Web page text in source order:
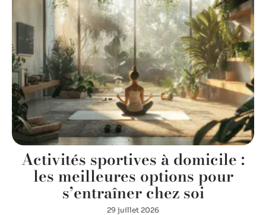
Activités sportives à domicile :
les meilleures options pour
s’entraîner chez soi
29 juillet 2026